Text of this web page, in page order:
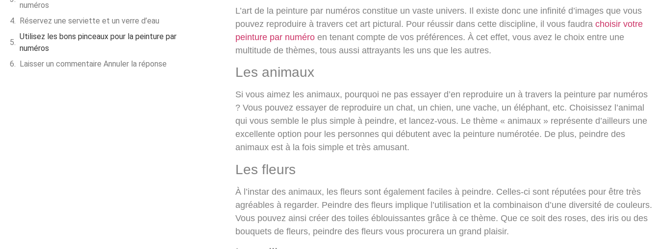
numéros
Réservez une serviette et un verre d’eau
Utilisez les bons pinceaux pour la peinture par
numéros
Laisser un commentaire Annuler la réponse
L’art de la peinture par numéros constitue un vaste univers. Il existe donc une infinité d’images que vous
pouvez reproduire à travers cet art pictural. Pour réussir dans cette discipline, il vous faudrachoisir votre
peinture par numéro en tenant compte de vos préférences. À cet effet, vous avez le choix entre une
multitude de thèmes, tous aussi attrayants les uns que les autres.
Les animaux
Si vous aimez les animaux, pourquoi ne pas essayer d’en reproduire un à travers la peinture par numéros
? Vous pouvez essayer de reproduire un chat, un chien, une vache, un éléphant, etc. Choisissez l’animal
qui vous semble le plus simple à peindre, et lancez-vous. Le thème « animaux » représente d’ailleurs une
excellente option pour les personnes qui débutent avec la peinture numérotée. De plus, peindre des
animaux est à la fois simple et très amusant.
Les fleurs
À l’instar des animaux, les fleurs sont également faciles à peindre. Celles-ci sont réputées pour être très
agréables à regarder. Peindre des fleurs implique l’utilisation et la combinaison d’une diversité de couleurs.
Vous pouvez ainsi créer des toiles éblouissantes grâce à ce thème. Que ce soit des roses, des iris ou des
bouquets de fleurs, peindre des fleurs vous procurera un grand plaisir.